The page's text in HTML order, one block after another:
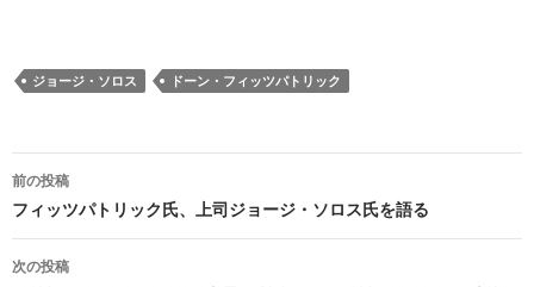
ジョージ・ソロス ドーン・フィッツパトリック
投
稿
ナ
前の投稿
フィッツパトリック氏、上司ジョージ・ソロス氏を語る
次の投稿